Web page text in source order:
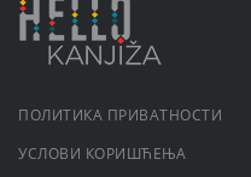
ПОЛИТИКА ПРИВАТНОСТИ
УСЛОВИ КОРИШЋЕЊА